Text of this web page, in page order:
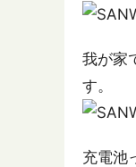
我が家
す。
充電池